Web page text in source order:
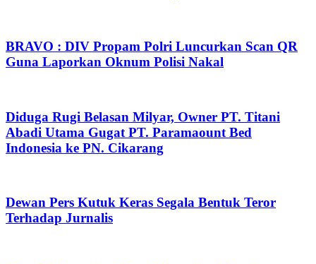
BRAVO : DIV Propam Polri Luncurkan Scan QR
Guna Laporkan Oknum Polisi Nakal
Diduga Rugi Belasan Milyar, Owner PT. Titani
Abadi Utama Gugat PT. Paramaount Bed
Indonesia ke PN. Cikarang
Dewan Pers Kutuk Keras Segala Bentuk Teror
Terhadap Jurnalis